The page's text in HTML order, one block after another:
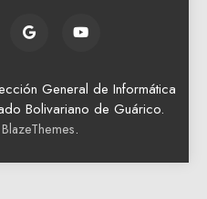
General de Informática
Bolivariano de Guárico.
BlazeThemes.